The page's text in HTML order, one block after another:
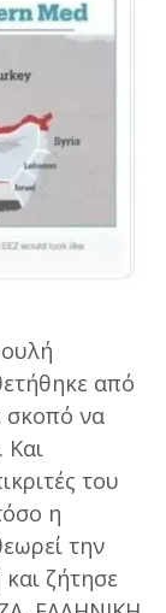
από
σκοπό να
Και
του
η
την
ζήτησε